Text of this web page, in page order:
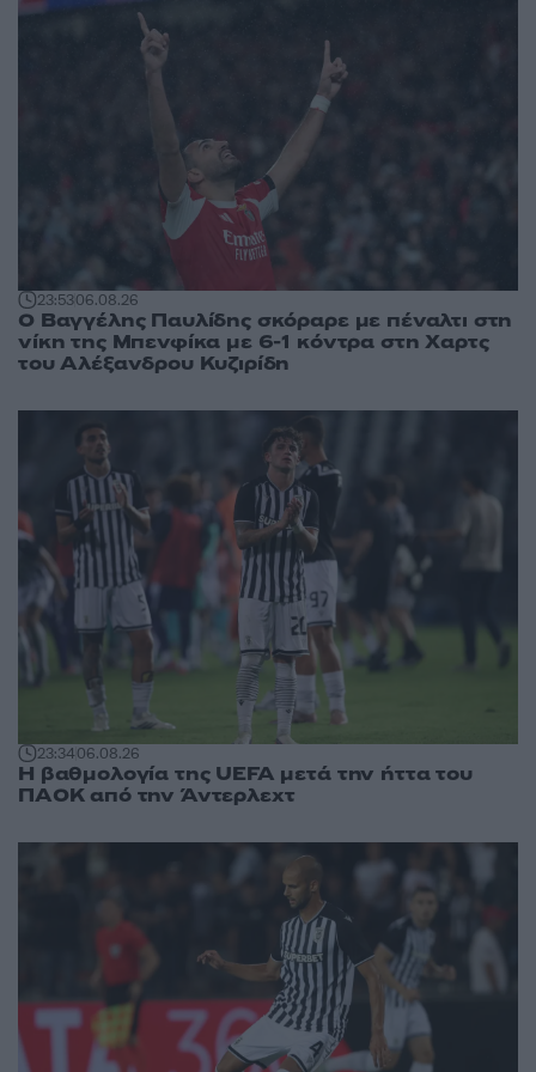
23:5306.08.26
Ο Βαγγέλης Παυλίδης σκόραρε με πέναλτι στη
νίκη της Μπενφίκα με 6-1 κόντρα στη Χαρτς
του Αλέξανδρου Κυζιρίδη
23:3406.08.26
Η βαθμολογία της UEFA μετά την ήττα του
ΠΑΟΚ από την Άντερλεχτ